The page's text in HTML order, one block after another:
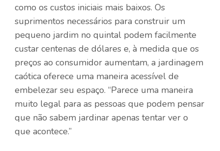
como os custos iniciais mais baixos. Os
suprimentos necessários para construir um
pequeno jardim no quintal podem facilmente
custar centenas de dólares e, à medida que os
preços ao consumidor aumentam, a jardinagem
caótica oferece uma maneira acessível de
embelezar seu espaço. “Parece uma maneira
muito legal para as pessoas que podem pensar
que não sabem jardinar apenas tentar ver o
que acontece.”